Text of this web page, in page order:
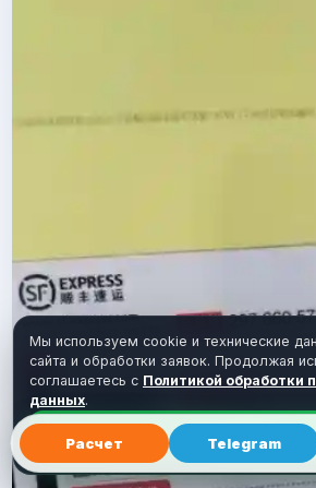
Расчет Telegram
Мы используем cookie и технические
сайта и обработки заявок. Продолжая
соглашаетесь с Политикой обработки
данных.